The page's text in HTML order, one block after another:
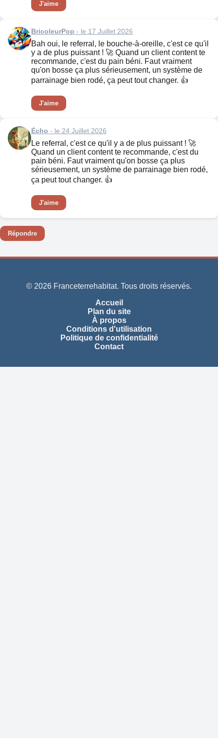
J'aime
BricoleurPop - le 17 Juillet 2026
Bah oui, le referral, le bouche-à-oreille, c'est ce qu'il
y a de plus puissant ! 🚀 Quand un client content te
recommande, c'est du pain béni. Faut vraiment
qu'on bosse ça plus sérieusement, un système de
parrainage bien rodé, ça peut tout changer. 👍
J'aime
Écho - le 24 Juillet 2026
Le referral, c'est ce qu'il y a de plus puissant ! 🚀
Quand un client content te recommande, c'est du
pain béni. Faut vraiment qu'on bosse ça plus
sérieusement, un système de parrainage bien rodé,
ça peut tout changer. 👍
J'aime
Répondre
© 2026 Franceterrehabitat. Tous droits réservés.
Accueil
Plan du site
À propos
Conditions d'utilisation
Politique de confidentialité
Contact